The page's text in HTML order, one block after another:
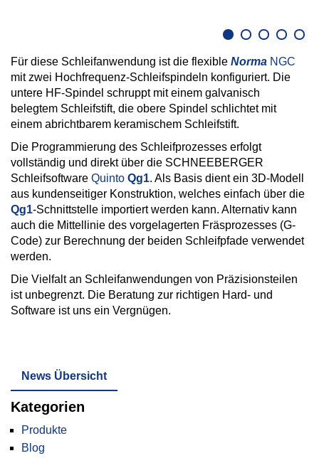
Für diese Schleifanwendung ist die flexible Norma NGC
mit zwei Hochfrequenz-Schleifspindeln konfiguriert. Die
untere HF-Spindel schruppt mit einem galvanisch
belegtem Schleifstift, die obere Spindel schlichtet mit
einem abrichtbarem keramischem Schleifstift.
Die Programmierung des Schleifprozesses erfolgt
vollständig und direkt über die SCHNEEBERGER
Schleifsoftware Quinto Qg1. Als Basis dient ein 3D-Modell
aus kundenseitiger Konstruktion, welches einfach über die
Qg1-Schnittstelle importiert werden kann. Alternativ kann
auch die Mittellinie des vorgelagerten Fräsprozesses (G-
Code) zur Berechnung der beiden Schleifpfade verwendet
werden.
Die Vielfalt an Schleifanwendungen von Präzisionsteilen
ist unbegrenzt. Die Beratung zur richtigen Hard- und
Software ist uns ein Vergnügen.
News Übersicht
Kategorien
Produkte
Blog